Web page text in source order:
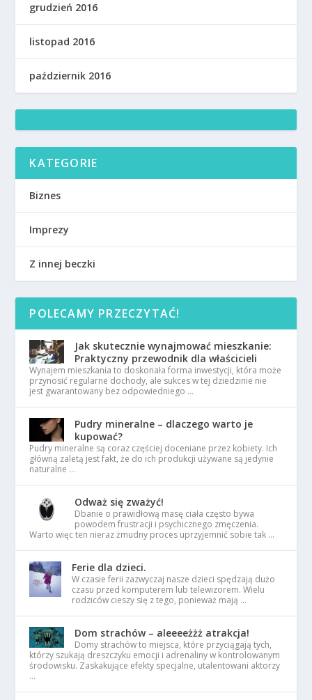
grudzień 2016
listopad 2016
październik 2016
KATEGORIE
Biznes
Imprezy
Z innej beczki
POLECAMY PRZECZYTAĆ!
Jak skutecznie wynajmować mieszkanie:
Praktyczny przewodnik dla właścicieli
Wynajem mieszkania to doskonała forma inwestycji, która może
przynosić regularne dochody, ale sukces w tej dziedzinie nie
jest gwarantowany bez odpowiedniego …
Pudry mineralne – dlaczego warto je
kupować?
Pudry mineralne są coraz częściej doceniane przez kobiety. Ich
główną zaletą jest fakt, że do ich produkcji używane są jedynie
naturalne …
Odważ się zważyć!
Dbanie o prawidłową masę ciała często bywa
powodem frustracji i psychicznego zmęczenia.
Warto więc ten nieraz żmudny proces uprzyjemnić sobie tak …
Ferie dla dzieci.
W czasie ferii zazwyczaj nasze dzieci spędzają dużo
czasu przed komputerem lub telewizorem. Wielu
rodziców cieszy się z tego, ponieważ mają …
Dom strachów – aleeeeżżż atrakcja!
Domy strachów to miejsca, które przyciągają tych,
którzy szukają dreszczyku emocji i adrenaliny w kontrolowanym
środowisku. Zaskakujące efekty specjalne, utalentowani aktorzy
…